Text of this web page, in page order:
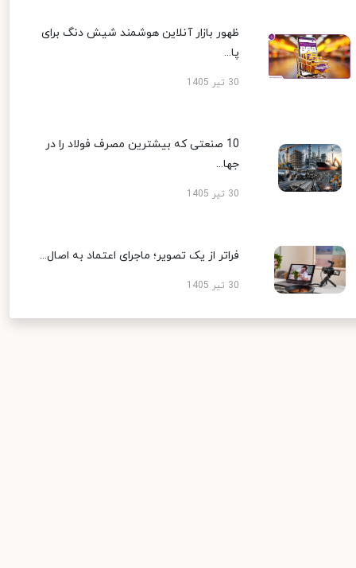
ظهور بازار آنلاین هوشمند شیش دنگ برای
پا...
30 تیر 1405
10 صنعتی که بیشترین مصرف فولاد را در
جها...
30 تیر 1405
فراتر از یک تصویر؛ ماجرای اعتماد به اصال...
30 تیر 1405